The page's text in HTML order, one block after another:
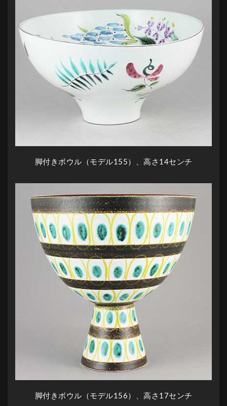
脚付きボウル（モデル155）、高さ14センチ
脚付きボウル（モデル156）、高さ17センチ